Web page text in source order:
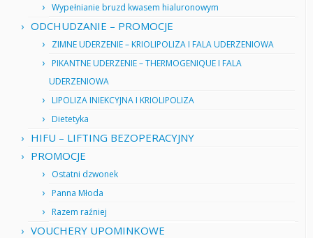
Wypełnianie bruzd kwasem hialuronowym
ODCHUDZANIE – PROMOCJE
ZIMNE UDERZENIE – KRIOLIPOLIZA I FALA UDERZENIOWA
PIKANTNE UDERZENIE – THERMOGENIQUE I FALA
UDERZENIOWA
LIPOLIZA INIEKCYJNA I KRIOLIPOLIZA
Dietetyka
HIFU – LIFTING BEZOPERACYJNY
PROMOCJE
Ostatni dzwonek
Panna Młoda
Razem raźniej
VOUCHERY UPOMINKOWE